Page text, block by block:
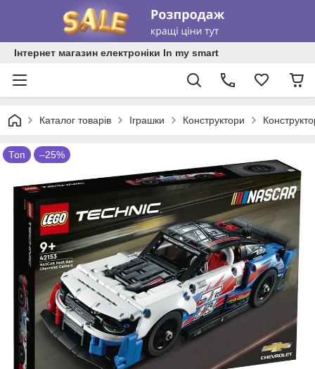
Інтернет магазин електроніки In my smart
Каталог товарів Іграшки Конструктори
Топ –25%